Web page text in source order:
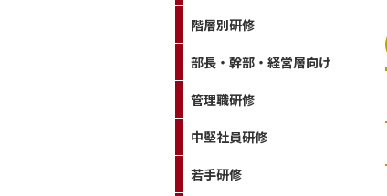
階層別研修
部長・幹部・経営層向け
管理職研修
中堅社員研修
若手研修